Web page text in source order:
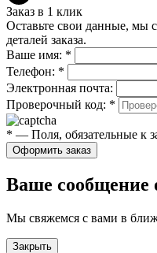
Заказ в 1 клик
Оставьте свои данные, мы
деталей заказа.
Ваше имя: *
Телефон: *
Электронная почта:
Проверочный код: *
* — Поля, обязательные к
Оформить заказ
Ваше сообщение
Мы свяжемся с вами в
Закрыть